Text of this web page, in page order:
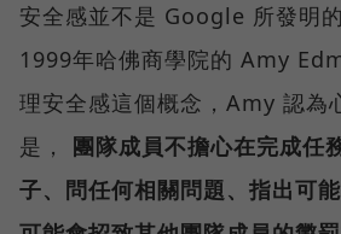
安全感並不是 Google 所發明
1999年哈佛商學院的 Amy
理安全感這個概念，Amy 認為
是，
團隊成員不擔心在完成任
子、問任何相關問題、指出可